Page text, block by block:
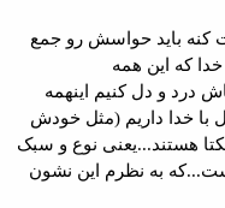
کنه باید حواسش رو جمع
که این همه
درد و دل کنیم اینهمه
با خدا داریم (مثل خودش
هستند...یعنی نوع و سبک
به نظرم این نشون